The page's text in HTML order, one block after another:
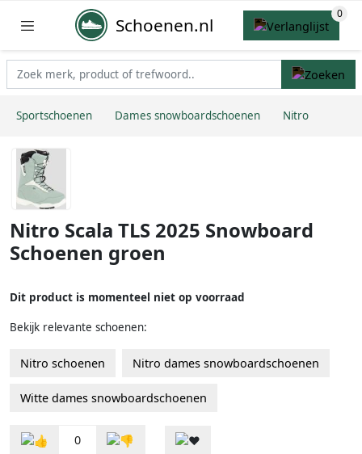
Schoenen.nl
Sportschoenen Dames snowboardschoenen Nitro
Nitro Scala TLS 2025 Snowboard
Schoenen groen
Dit product is momenteel niet op voorraad
Bekijk relevante schoenen:
Nitro schoenen Nitro dames snowboardschoenen
Witte dames snowboardschoenen
0